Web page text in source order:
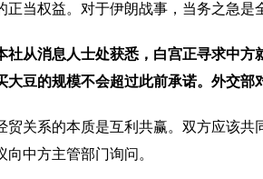
正当权益。对于伊朗战事，当务之急
社从消息人士处获悉，白宫正寻求中
大豆的规模不会超过此前承诺。外交部
贸关系的本质是互利共赢。双方应该
中方主管部门询问。